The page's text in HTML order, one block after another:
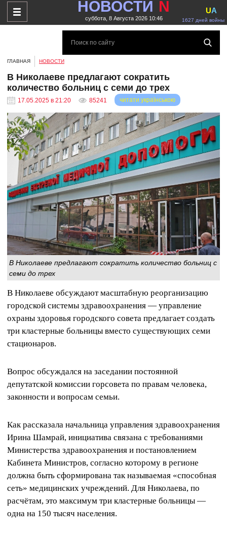
НОВОСТИ N
суббота, 8 Августа 2026 10:46 1627 дней войны
UA
ГЛАВНАЯ НОВОСТИ
В Николаеве предлагают сократить
количество больниц с семи до трех
17.05.2025 в 21:20 85241 читати українською
В Николаеве предлагают сократить количество больниц с
семи до трех
В Николаеве обсуждают масштабную реорганизацию
городской системы здравоохранения — управление
охраны здоровья городского совета предлагает создать
три кластерные больницы вместо существующих семи
стационаров.
Вопрос обсуждался на заседании постоянной
депутатской комиссии горсовета по правам человека,
законности и вопросам семьи.
Как рассказала начальница управления здравоохранения
Ирина Шамрай, инициатива связана с требованиями
Министерства здравоохранения и постановлением
Кабинета Министров, согласно которому в регионе
должна быть сформирована так называемая «способная
сеть» медицинских учреждений. Для Николаева, по
расчётам, это максимум три кластерные больницы —
одна на 150 тысяч населения.